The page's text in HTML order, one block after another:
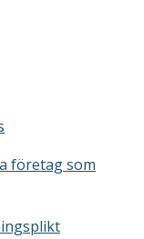
företag som